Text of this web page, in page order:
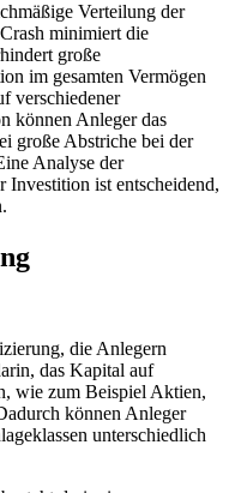
Verteilung der
minimiert die
große
im gesamten Vermögen
verschiedener
können Anleger das
große Abstriche bei der
Analyse der
Investition ist entscheidend,
die Anlegern
das Kapital auf
wie zum Beispiel Aktien,
können Anleger
unterschiedlich